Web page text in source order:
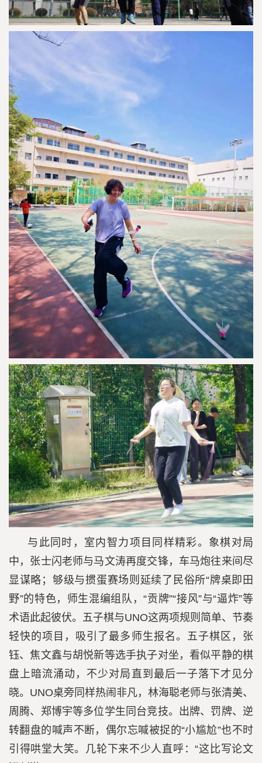
与此同时，室内智力项目同样精彩。象棋对局
中，张士闪老师与马文涛再度交锋，车马炮往来间尽
显谋略；够级与掼蛋赛场则延续了民俗所“牌桌即田
野”的特色，师生混编组队，“贡牌”“接风”与“逼炸”等
术语此起彼伏。五子棋与UNO这两项规则简单、节奏
轻快的项目，吸引了最多师生报名。五子棋区，张
钰、焦文鑫与胡悦新等选手执子对坐，看似平静的棋
盘上暗流涌动，不少对局直到最后一子落下才见分
晓。UNO桌旁同样热闹非凡，林海聪老师与张清美、
周腾、郑博宇等多位学生同台竞技。出牌、罚牌、逆
转翻盘的喊声不断，偶尔忘喊被捉的“小尴尬”也不时
引得哄堂大笑。几轮下来不少人直呼：“这比写论文